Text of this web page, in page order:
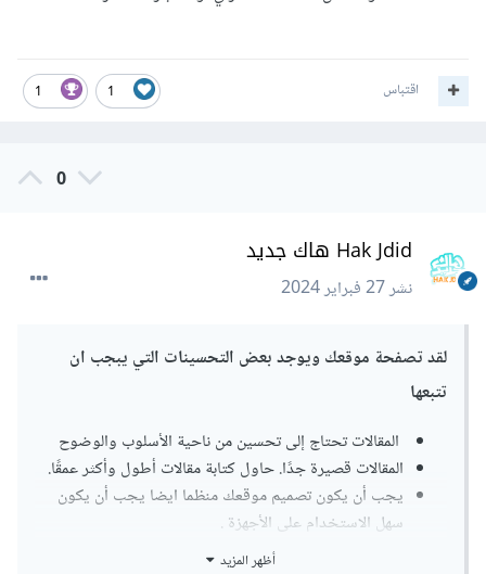
1
1 اقتباس
0
Hak Jdid هاك جديد
نشر27 فبراير 2024
لقد تصفحة موقعك ويوجد بعض التحسينات التي يبجب ان
تتبعها
المقالات تحتاج إلى تحسين من ناحية الأسلوب والوضوح
المقالات قصيرة جدًا. حاول كتابة مقالات أطول وأكثر عمقًا.
يجب أن يكون تصميم موقعك منظما ايضا يجب أن يكون
سهل الاستخدام على الأجهزة .
أضف المزيد من المعلومات والصور والفيديوهات إلى مقالاتك.
أظهر المزيد